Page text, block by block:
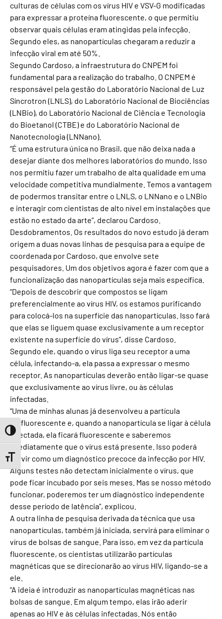
Toggle High Contrast
Toggle Font size
culturas de células com os vírus HIV e VSV-G modificadas
para expressar a proteína fluorescente, o que permitiu
observar quais células eram atingidas pela infecção.
Segundo eles, as nanopartículas chegaram a reduzir a
infecção viral em até 50%.
Segundo Cardoso, a infraestrutura do CNPEM foi
fundamental para a realização do trabalho. O CNPEM é
responsável pela gestão do Laboratório Nacional de Luz
Síncrotron (LNLS), do Laboratório Nacional de Biociências
(LNBio), do Laboratório Nacional de Ciência e Tecnologia
do Bioetanol (CTBE) e do Laboratório Nacional de
Nanotecnologia (LNNano).
“É uma estrutura única no Brasil, que não deixa nada a
desejar diante dos melhores laboratórios do mundo. Isso
nos permitiu fazer um trabalho de alta qualidade em uma
velocidade competitiva mundialmente. Temos a vantagem
de podermos transitar entre o LNLS, o LNNano e o LNBio
e interagir com cientistas de alto nível em instalações que
estão no estado da arte”, declarou Cardoso.
Desdobramentos. Os resultados do novo estudo já deram
origem a duas novas linhas de pesquisa para a equipe de
coordenada por Cardoso, que envolve sete
pesquisadores. Um dos objetivos agora é fazer com que a
funcionalização das nanopartículas seja mais específica.
“Depois de descobrir que compostos se ligam
preferencialmente ao vírus HIV, os estamos purificando
para colocá-los na superfície das nanopartículas. Isso fará
que elas se liguem quase exclusivamente a um receptor
existente na superfície do vírus”, disse Cardoso.
Segundo ele, quando o vírus liga seu receptor a uma
célula, infectando-a, ela passa a expressar o mesmo
receptor. As nanopartículas deverão então ligar-se quase
que exclusivamente ao vírus livre, ou às células
infectadas.
“Uma de minhas alunas já desenvolveu a partícula
biofluorescente e, quando a nanopartícula se ligar à célula
infectada, ela ficará fluorescente e saberemos
imediatamente que o vírus está presente. Isso poderá
servir como um diagnóstico precoce da infecção por HIV.
Alguns testes não detectam inicialmente o vírus, que
pode ficar incubado por seis meses. Mas se nosso método
funcionar, poderemos ter um diagnóstico independente
desse período de latência”, explicou.
A outra linha de pesquisa derivada da técnica que usa
nanopartículas, também já iniciada, servirá para eliminar o
vírus de bolsas de sangue. Para isso, em vez da partícula
fluorescente, os cientistas utilizarão partículas
magnéticas que se direcionarão ao vírus HIV, ligando-se a
ele.
“A ideia é introduzir as nanopartículas magnéticas nas
bolsas de sangue. Em algum tempo, elas irão aderir
apenas ao HIV e às células infectadas. Nós então